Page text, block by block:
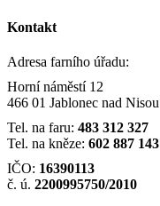
Kontakt
Adresa farního úřadu:
Horní náměstí 12
466 01 Jablonec nad Nisou
Tel. na faru: 483 312 327
Tel. na kněze: 602 887 143
IČO: 16390113
č. ú. 2200995750/2010